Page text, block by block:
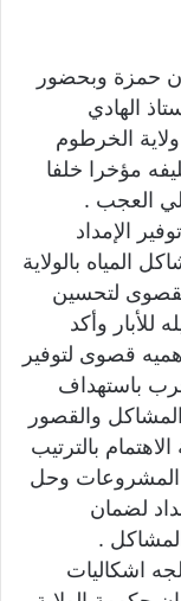
حمزة وبحضور
الهادي
ولاية الخرطوم
مؤخرا خلفا
العجب .
الإمداد
المياه بالولاية
لتحسين
للأبار وأكد
قصوى لتوفير
باستهداف
المشاكل والقصور
بالترتيب
المشروعات وحل
لضمان
.
اشكاليات